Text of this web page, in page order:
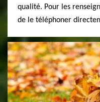
qualité. Pour les
de le téléphoner